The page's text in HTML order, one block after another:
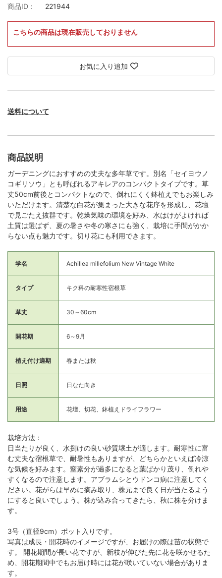
商品ID： 221944
こちらの商品は現在販売しておりません
お気に入り追加
送料について
商品説明
ガーデニングにおすすめの丈夫な多年草です。別名「セイヨウノ
コギリソウ」とも呼ばれるアキレアのコンパクトタイプです。草
丈50cm前後とコンパクトなので、倒れにくく鉢植えでもお楽しみ
いただけます。清楚な白花が集まった大きな花序を形成し、花壇
で見ごたえ抜群です。乾燥気味の環境を好み、水はけがよければ
土質は選ばず、夏の暑さや冬の寒さにも強く、栽培に手間がかか
らない点も魅力です。切り花にも利用できます。
学名 Achillea millefolium New Vintage White
タイプ キク科の耐寒性宿根草
草丈 30～60cm
開花期 6～9月
植え付け適期 春または秋
日照 日なた向き
用途 花壇、切花、鉢植えドライフラワー
栽培方法：
日当たりが良く、水捌けの良い砂質壌土が適します。耐寒性に富
む丈夫な宿根草で、耐暑性もありますが、どちらかといえば冷涼
な気候を好みます。窒素分が過多になると葉ばかり茂り、倒れや
すくなるので注意します。アブラムシとウドンコ病に注意してく
ださい。花がらは早めに摘み取り、株元まで良く日が当たるよう
にすると良いでしょう。株が込み合ってきたら、秋に株を分けま
す。
3号（直径9cm）ポット入りです。
写真は成長・開花時のイメージですが、お届けの際は苗の状態で
す。 開花期間が長い花ですが、新枝が伸びた先に花を咲かせるた
め、開花期間中でもお届け時には花が咲いていない場合がありま
す。